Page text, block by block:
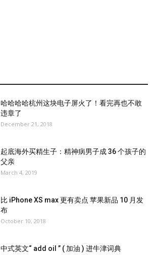
哈哈哈哈杭州这块电子屏火了！看完再也不敢
违章了
December 21, 2018
起底海外买精生子：精神病男子成 36 个孩子的
父亲
March 4, 2019
比 iPhone XS max 更有卖点 苹果新品 10 月发
布
October 10, 2018
中式英文“ add oil ” ( 加油 ) 进牛津词典